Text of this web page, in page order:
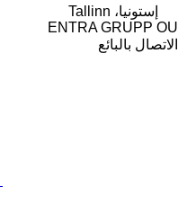
إستونيا، Tallinn
ENTRA GRUPP OU
الاتصال بالبائع